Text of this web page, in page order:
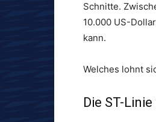
Schnitte.
10.000 US-
kann.
Welches lohnt
Die ST-